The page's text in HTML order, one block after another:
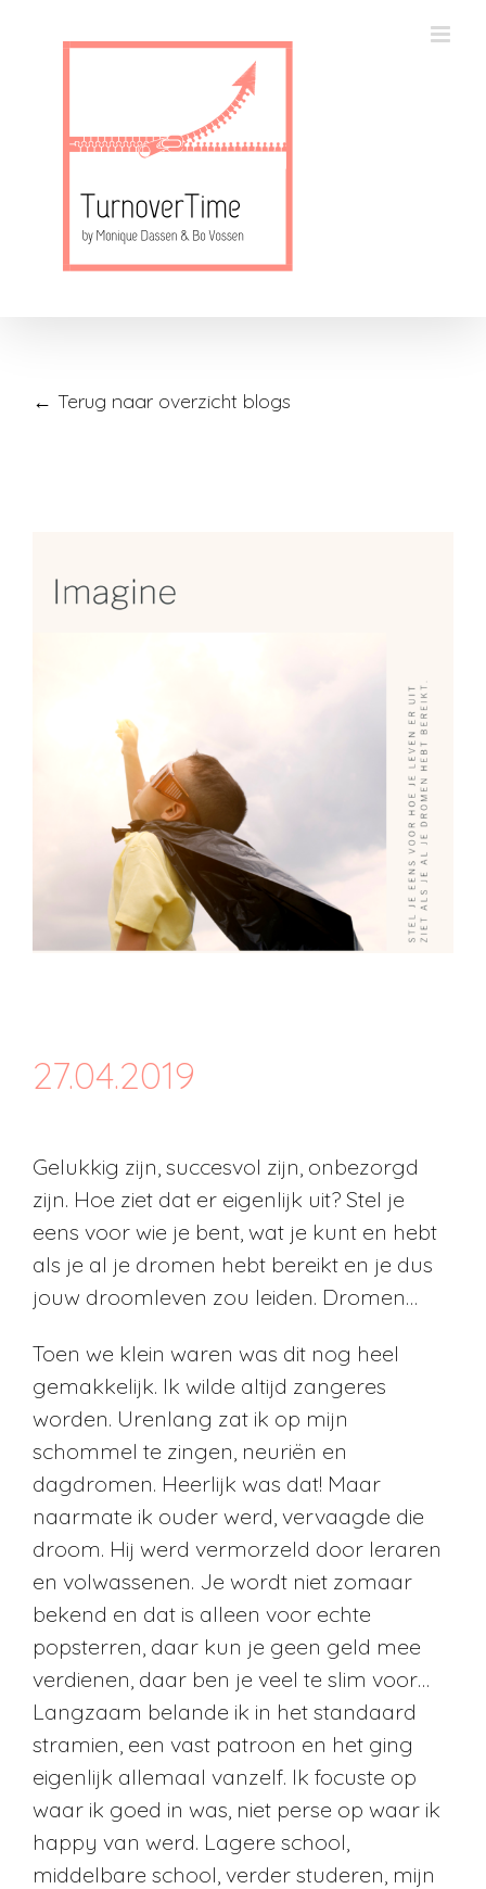
← Terug naar overzicht blogs
27.04.2019
Gelukkig zijn, succesvol zijn, onbezorgd
zijn. Hoe ziet dat er eigenlijk uit? Stel je
eens voor wie je bent, wat je kunt en hebt
als je al je dromen hebt bereikt en je dus
jouw droomleven zou leiden. Dromen…
Toen we klein waren was dit nog heel
gemakkelijk. Ik wilde altijd zangeres
worden. Urenlang zat ik op mijn
schommel te zingen, neuriën en
dagdromen. Heerlijk was dat! Maar
naarmate ik ouder werd, vervaagde die
droom. Hij werd vermorzeld door leraren
en volwassenen. Je wordt niet zomaar
bekend en dat is alleen voor echte
popsterren, daar kun je geen geld mee
verdienen, daar ben je veel te slim voor…
Langzaam belande ik in het standaard
stramien, een vast patroon en het ging
eigenlijk allemaal vanzelf. Ik focuste op
waar ik goed in was, niet perse op waar ik
happy van werd. Lagere school,
middelbare school, verder studeren, mijn